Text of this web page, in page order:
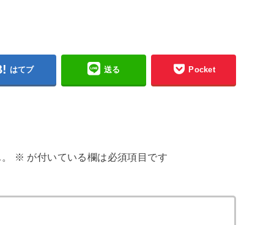
はてブ 送る Pocket
※ が付いている欄は必須項目です